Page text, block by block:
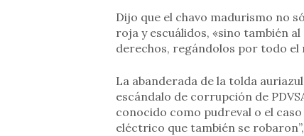
Dijo que el chavo madurismo no
roja y escuálidos, «sino también
derechos, regándolos por todo el
La abanderada de la tolda
escándalo de corrupción de
conocido como pudreval o el
eléctrico que también se